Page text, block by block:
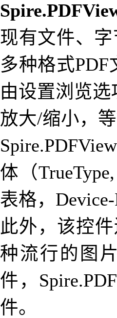
现有文件、
多种格式
由设置浏览
放大/缩小，等
体（
表格，
此外，该控
种流行的图
件，
件。